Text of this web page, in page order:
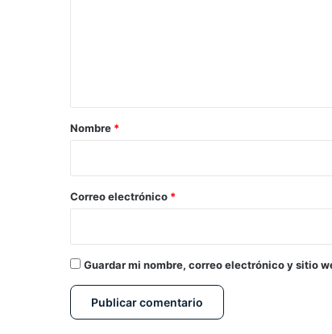
r
*
Nombre *
Correo electrónico *
Guardar mi nombre, correo electrónico y sitio